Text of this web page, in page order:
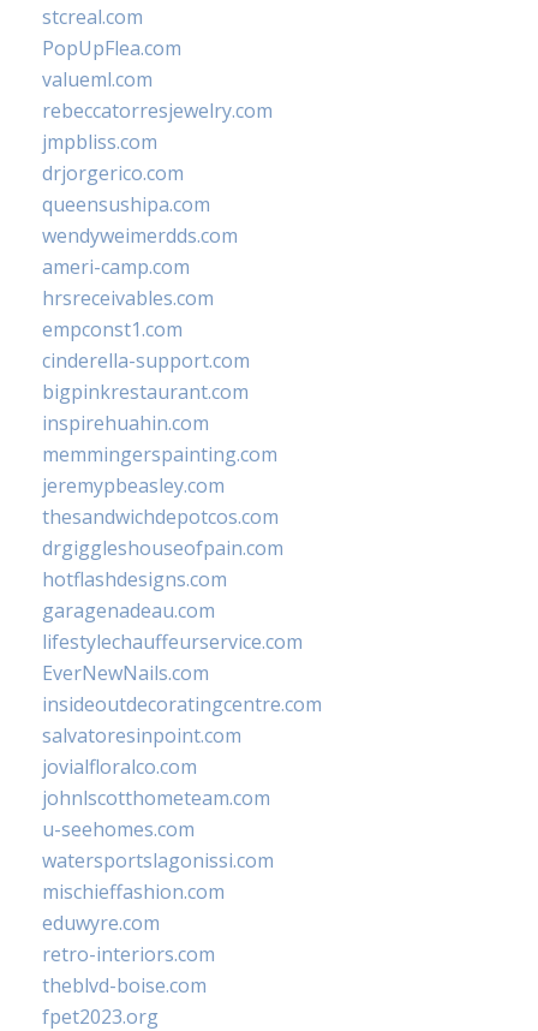
stcreal.com
PopUpFlea.com
valueml.com
rebeccatorresjewelry.com
jmpbliss.com
drjorgerico.com
queensushipa.com
wendyweimerdds.com
ameri-camp.com
hrsreceivables.com
empconst1.com
cinderella-support.com
bigpinkrestaurant.com
inspirehuahin.com
memmingerspainting.com
jeremypbeasley.com
thesandwichdepotcos.com
drgiggleshouseofpain.com
hotflashdesigns.com
garagenadeau.com
lifestylechauffeurservice.com
EverNewNails.com
insideoutdecoratingcentre.com
salvatoresinpoint.com
jovialfloralco.com
johnlscotthometeam.com
u-seehomes.com
watersportslagonissi.com
mischieffashion.com
eduwyre.com
retro-interiors.com
theblvd-boise.com
fpet2023.org